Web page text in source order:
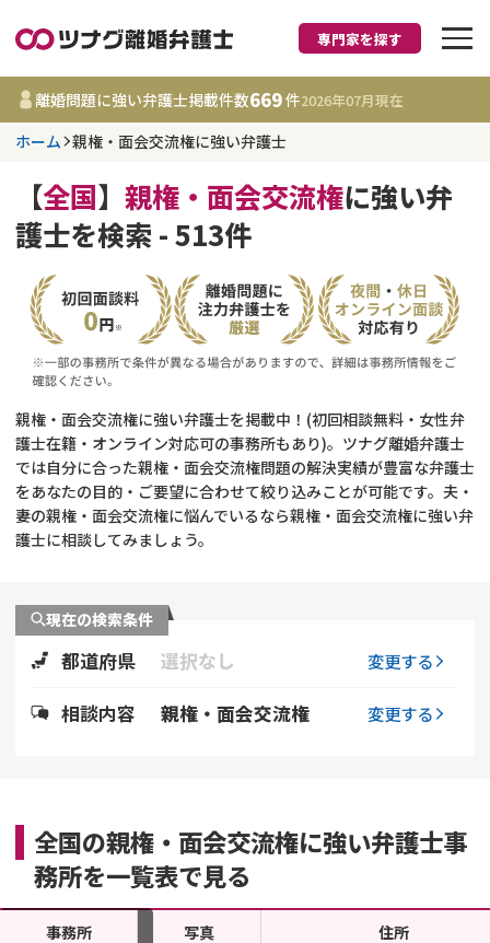
離婚に強い弁護士
事務所 669
件
相談内容で探す
離婚前相談
離婚裁判
DV
不貞・不倫慰謝料請求
費用相場
コラム
財産分与
養育費
国際離婚
その他の男女問題
専門家を探す
離婚問題に強い弁護士掲載件数669件2026年07月現在
ホーム 親権・面会交流権に強い弁護士
【全国】 親権・面会交流権に強い弁
護士を検索 - 513件
親権・面会交流権に強い弁護士を掲載中！(初回相談無料・女性弁
護士在籍・オンライン対応可の事務所もあり)。ツナグ離婚弁護士
では自分に合った親権・面会交流権問題の解決実績が豊富な弁護士
をあなたの目的・ご要望に合わせて絞り込みことが可能です。夫・
妻の親権・面会交流権に悩んでいるなら親権・面会交流権に強い弁
護士に相談してみましょう。
現在の検索条件
都道府県 選択なし 変更する
相談内容 親権・面会交流権 変更する
全国の親権・面会交流権に強い弁護士事
務所を一覧表で見る
事務所 写真 住所